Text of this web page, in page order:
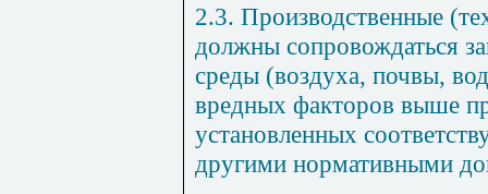
2.3. Производственные
должны сопровождаться
среды (воздуха, почвы,
вредных факторов выше
установленных
другими нормативными